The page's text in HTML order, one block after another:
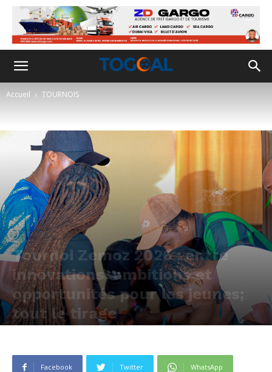
Accueil TOURNOIS
TOURNOIS
Tournoi Zemoz 2026 : entre
innovations, ambitions et
opportunités pour les jeunes;
tout le tirage
Facebook Twitter WhatsApp